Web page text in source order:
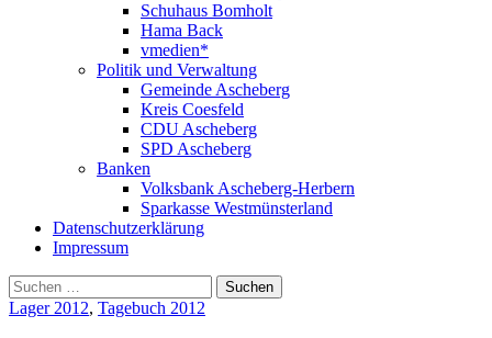
Schuhaus Bomholt
Hama Back
vmedien*
Politik und Verwaltung
Gemeinde Ascheberg
Kreis Coesfeld
CDU Ascheberg
SPD Ascheberg
Banken
Volksbank Ascheberg-Herbern
Sparkasse Westmünsterland
Datenschutzerklärung
Impressum
Suchen
nach:
Lager 2012, Tagebuch 2012